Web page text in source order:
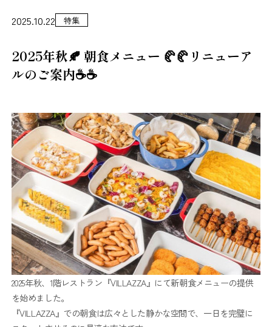
2025.10.22 特集
2025年秋🍂 朝食メニュー 🥐🥐リニューア
ルのご案内☕☕
2025年秋、1階レストラン『VILLAZZA』にて新朝食メニューの提供
を始めました。
『VILLAZZA』での朝食は広々とした静かな空間で、一日を完璧に